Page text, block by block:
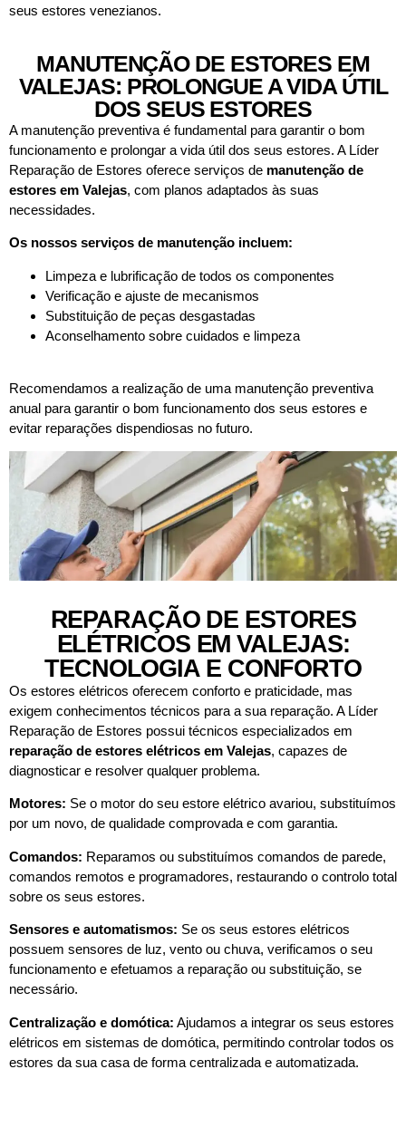
seus estores venezianos.
MANUTENÇÃO DE ESTORES EM
VALEJAS: PROLONGUE A VIDA ÚTIL
DOS SEUS ESTORES
A manutenção preventiva é fundamental para garantir o bom
funcionamento e prolongar a vida útil dos seus estores. A Líder
Reparação de Estores oferece serviços de manutenção de
estores em Valejas, com planos adaptados às suas
necessidades.
Os nossos serviços de manutenção incluem:
Limpeza e lubrificação de todos os componentes
Verificação e ajuste de mecanismos
Substituição de peças desgastadas
Aconselhamento sobre cuidados e limpeza
Recomendamos a realização de uma manutenção preventiva
anual para garantir o bom funcionamento dos seus estores e
evitar reparações dispendiosas no futuro.
REPARAÇÃO DE ESTORES
ELÉTRICOS EM VALEJAS:
TECNOLOGIA E CONFORTO
Os estores elétricos oferecem conforto e praticidade, mas
exigem conhecimentos técnicos para a sua reparação. A Líder
Reparação de Estores possui técnicos especializados em
reparação de estores elétricos em Valejas, capazes de
diagnosticar e resolver qualquer problema.
Motores: Se o motor do seu estore elétrico avariou, substituímos
por um novo, de qualidade comprovada e com garantia.
Comandos: Reparamos ou substituímos comandos de parede,
comandos remotos e programadores, restaurando o controlo total
sobre os seus estores.
Sensores e automatismos: Se os seus estores elétricos
possuem sensores de luz, vento ou chuva, verificamos o seu
funcionamento e efetuamos a reparação ou substituição, se
necessário.
Centralização e domótica: Ajudamos a integrar os seus estores
elétricos em sistemas de domótica, permitindo controlar todos os
estores da sua casa de forma centralizada e automatizada.